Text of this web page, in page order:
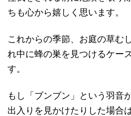
ちも心から嬉しく思います。
これからの季節、お庭の草む
れ中に蜂の巣を見つけるケー
す。
もし「ブンブン」という羽音
出入りを見かけたりした場合